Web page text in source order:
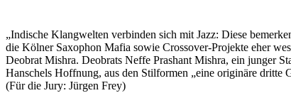
„Indische Klangwelten verbinden sich mit Jazz: Diese
die Kölner Saxophon Mafia sowie Crossover-Projekte eher
Deobrat Mishra. Deobrats Neffe Prashant Mishra, ein junger
Hanschels Hoffnung, aus den Stilformen „eine originäre dritte
(Für die Jury: Jürgen Frey)